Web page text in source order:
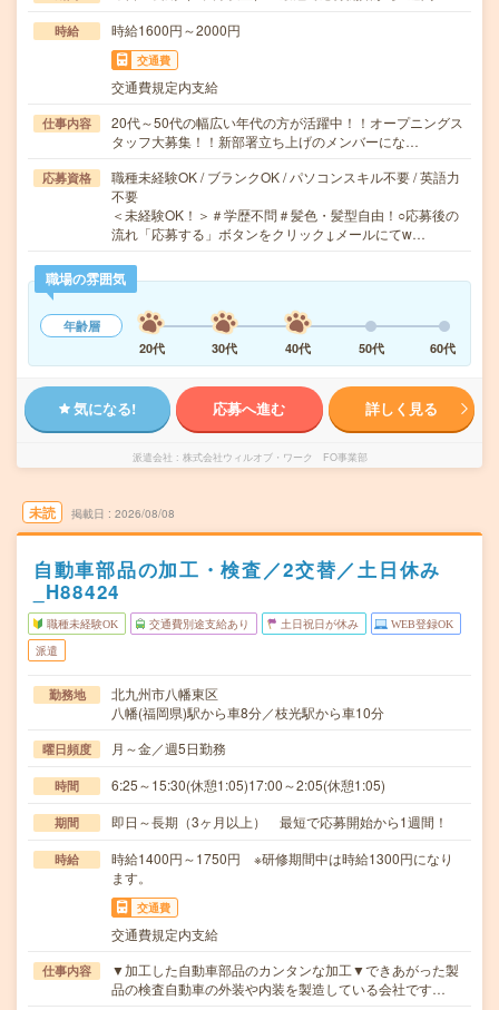
時給 時給1600円～2000円
交通費
交通費規定内支給
仕事内容
20代～50代の幅広い年代の方が活躍中！！オープニングス
タッフ大募集！！新部署立ち上げのメンバーにな…
応募資格
職種未経験OK / ブランクOK / パソコンスキル不要 / 英語力
不要
＜未経験OK！＞＃学歴不問＃髪色・髪型自由！○応募後の
流れ「応募する」ボタンをクリック↓メールにてw…
職場の雰囲気
年齢層
20代
30代 40代 50代 60代
気になる! 応募へ進む 詳しく見る
派遣会社 株式会社ウィルオブ・ワーク FO事業部
未読 掲載日 2026/08/08
自動車部品の加工・検査／2交替／土日休み
_H88424
職種未経験OK 交通費別途支給あり 土日祝日が休み WEB登録OK
派遣
勤務地
北九州市八幡東区
八幡(福岡県)駅から車8分／枝光駅から車10分
曜日頻度 月～金／週5日勤務
時間 6:25～15:30(休憩1:05)17:00～2:05(休憩1:05)
期間 即日～長期（3ヶ月以上） 最短で応募開始から1週間！
時給
時給1400円～1750円 ※研修期間中は時給1300円になり
ます。
交通費
交通費規定内支給
仕事内容
▼加工した自動車部品のカンタンな加工▼できあがった製
品の検査自動車の外装や内装を製造している会社です…